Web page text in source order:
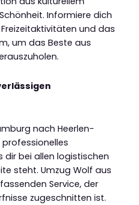
Informiere dich
und das
um das Beste aus
nach Heerlen-
dir bei allen logistischen
steht. Umzug Wolf aus
Service, der
zugeschnitten ist.